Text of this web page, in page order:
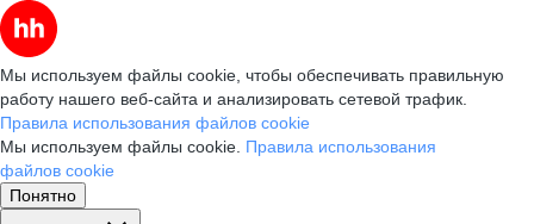
Мы используем файлы cookie, чтобы обеспечивать правильную
работу нашего веб-сайта и анализировать сетевой трафик.
Правила использования файлов cookie
Мы используем файлы cookie. Правила использования
файлов cookie
Понятно